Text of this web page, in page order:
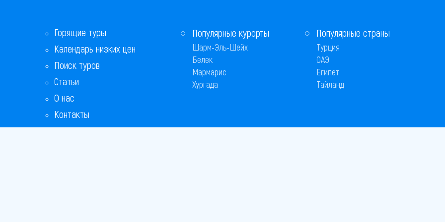
Горящие туры
Календарь низких цен
Поиск туров
Статьи
О нас
Контакты
Популярные курорты
Шарм-Эль-Шейх
Белек
Мармарис
Хургада
Популярные страны
Турция
ОАЭ
Египет
Тайланд